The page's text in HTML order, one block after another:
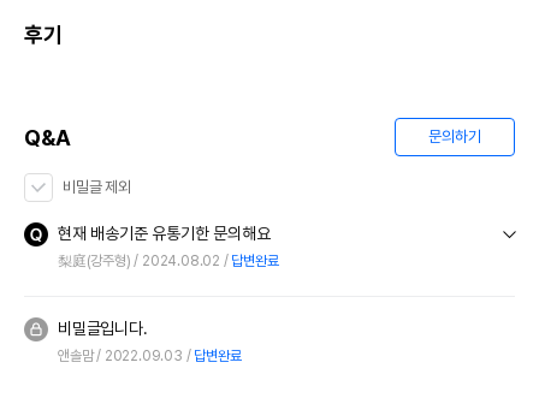
후기
Q&A 문의하기
비밀글 제외
현재 배송기준 유통기한 문의해요
梨庭(강주형) 2024.08.02 답변완료
비밀글입니다.
앤솔맘 2022.09.03 답변완료